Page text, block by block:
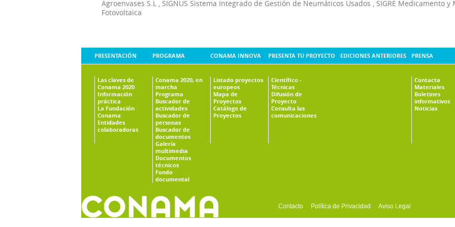
Agroenvases S.L
SIGNUS Sistema Integrado de Gestión de Neumáticos Usados SIGRE Medicamento
Fotovoltaica
PRESENTACIÓN
Las claves de
Conama 2020
Información
práctica
La Fundación
Conama
Entidades
colaboradoras
PROGRAMA
Conama 2020, en
marcha
Programa
Buscador de
actividades
Buscador de
personas
Buscador de
documentos
Galería
multimedia
Documentos
técnicos
Fondo
documental
CONAMA INNOVA
Listado proyectos
europeos
Mapa de
Proyectos
Catálogo de
Proyectos
PRESENTA TU PROYECTO
Científico -
Técnicas
Difusión de
Proyecto
Consulta las
comunicaciones
EDICIONES ANTERIORES PRENSA
Contacta
Materiales
Boletines
informativos
Noticias
Contacto Política de Privacidad Aviso Legal